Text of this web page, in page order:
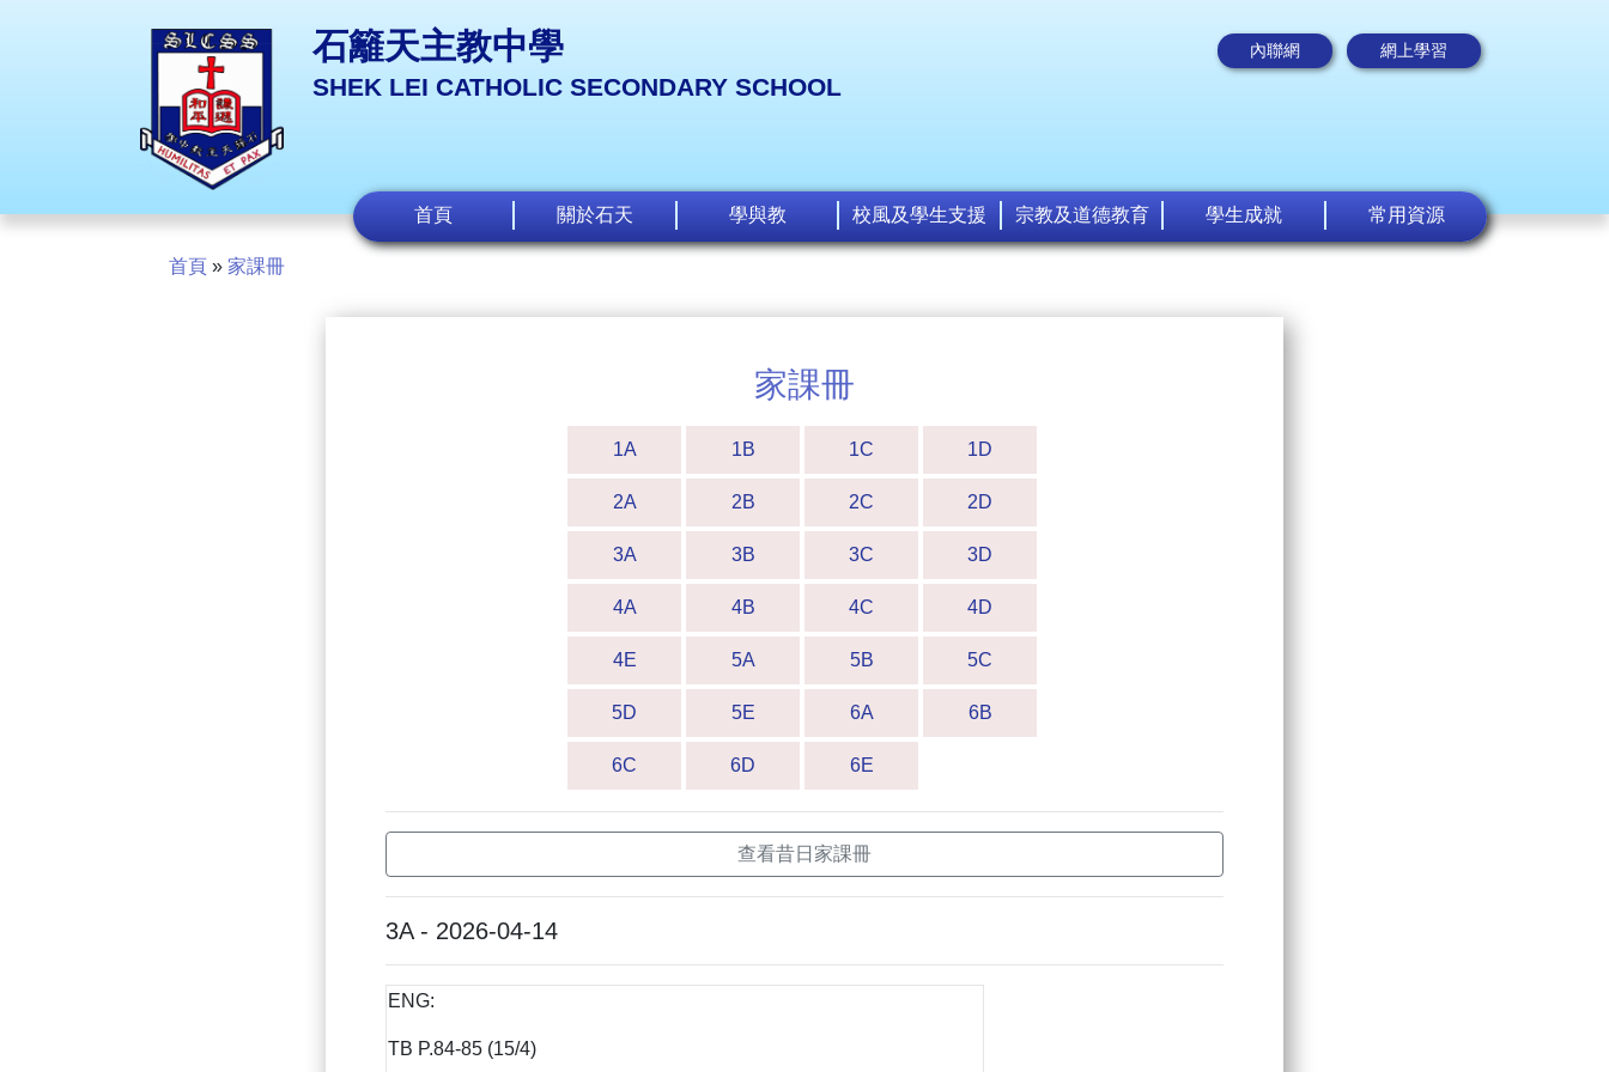
石籬天主教中學
SHEK LEI CATHOLIC SECONDARY SCHOOL
內聯網 網上學習
首頁 關於石天 學與教 校風及學生支援 宗教及道德教育 學生成就 常用資源
首頁 » 家課冊
家課冊
1A 1B 1C 1D
2A 2B 2C 2D
3A 3B 3C 3D
4A 4B 4C 4D
4E 5A 5B 5C
5D 5E 6A 6B
6C 6D 6E
查看昔日家課冊
3A - 2026-04-14
ENG:
TB P.84-85 (15/4)